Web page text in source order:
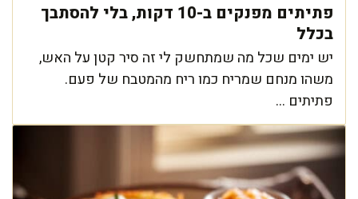
פתיתים מפנקים ב-10 דקות, בלי להסתבך
בכלל
יש ימים שכל מה שמתחשק לי זה סיר קטן על האש,
משהו מנחם שמריח כמו ריח מהמטבח של פעם.
פתיתים ...